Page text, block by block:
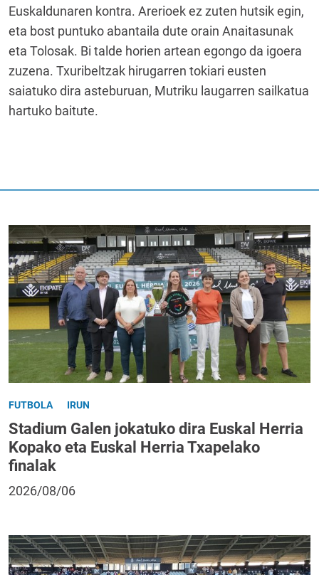
Euskaldunaren kontra. Arerioek ez zuten hutsik egin,
eta bost puntuko abantaila dute orain Anaitasunak
eta Tolosak. Bi talde horien artean egongo da igoera
zuzena. Txuribeltzak hirugarren tokiari eusten
saiatuko dira asteburuan, Mutriku laugarren sailkatua
hartuko baitute.
FUTBOLA IRUN
Stadium Galen jokatuko dira Euskal Herria
Kopako eta Euskal Herria Txapelako
finalak
2026/08/06